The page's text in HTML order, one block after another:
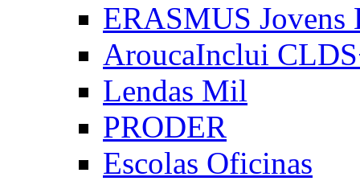
ERASMUS Jovens
AroucaInclui
Lendas Mil
PRODER
Escolas Oficinas